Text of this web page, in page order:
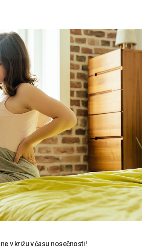
v križu v času nosečnosti!